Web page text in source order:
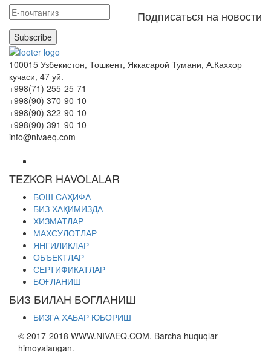
Подписаться на новости
Subscribe
100015 Узбекистон, Тошкент, Яккасарой Тумани, А.Каххор
кучаси, 47 уй.
+998(71) 255-25-71
+998(90) 370-90-10
+998(90) 322-90-10
+998(90) 391-90-10
info@nivaeq.com
TEZKOR HAVOLALAR
БОШ САҲИФА
БИЗ ХАҚИМИЗДА
ХИЗМАТЛАР
МАХСУЛОТЛАР
ЯНГИЛИКЛАР
ОБЪЕКТЛАР
СЕРТИФИКАТЛАР
БОҒЛАНИШ
БИЗ БИЛАН БОГЛАНИШ
БИЗГА ХАБАР ЮБОРИШ
© 2017-2018 WWW.NIVAEQ.COM. Barcha huquqlar
himoyalangan.